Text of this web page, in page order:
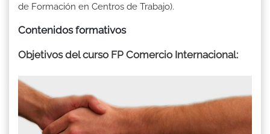
de Formación en Centros de Trabajo).
Contenidos formativos
Objetivos del curso FP Comercio Internacional: